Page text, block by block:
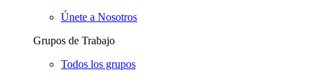
Únete a Nosotros
Grupos de Trabajo
Todos los grupos